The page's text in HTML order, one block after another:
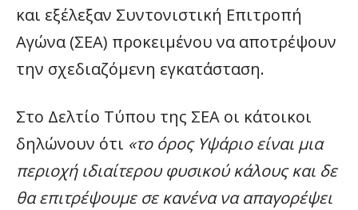
και εξέλεξαν Συντονιστική Επιτροπή
Αγώνα (ΣΕΑ) προκειμένου να αποτρέψουν
την σχεδιαζόμενη εγκατάσταση.
Στο Δελτίο Τύπου της ΣΕΑ οι κάτοικοι
δηλώνουν ότι «το όρος Υψάριο είναι μια
περιοχή ιδιαίτερου φυσικού κάλους και δε
θα επιτρέψουμε σε κανένα να απαγορέψει